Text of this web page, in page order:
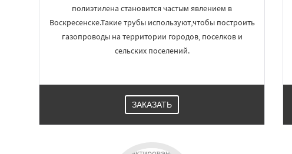
полиэтилена становится частым явлением в
Воскресенске.Такие трубы используют,чтобы построить
газопроводы на территории городов, поселков и
сельских поселений.
ЗАКАЗАТЬ